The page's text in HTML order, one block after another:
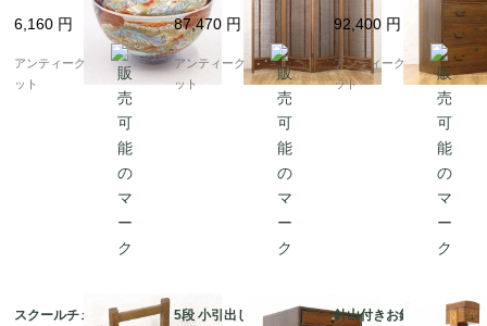
ィーク 骨董 和食器 お
しゃれ 日本製 おもてな
し 華やか（鳳凰・菊唐
草・シダ）
6,160 円
アンティークブルーパロ
ット
テーション 間仕切り 簾
屏風 四連 4枚折り アン
ティーク ヴィンテージ
骨董 インテリア
87,470 円
アンティークブルーパロ
ット
初期 アンティーク 和家
具 和骨董 シンプル 洗
練
92,400 円
アンティークブルーパロ
ット
スクールチェア 学校の
5段 小引出し キャビネ
針山付きお針箱 お裁縫